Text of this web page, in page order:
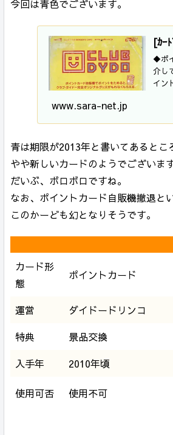
今回は青色でございます。
[ｶｰ
◆ポ
介し
イン
www.sara-net.jp
青は期限が2013年と書いてあるとこ
やや新しいカードのようでございます
だいぶ、ボロボロですね。
なお、ポイントカード自販機撤退と
このかーども幻となりそうです。
カード形
態
ポイントカード
運営
ダイドードリンコ
特典
景品交換
入手年
2010年頃
使用可否 使用不可